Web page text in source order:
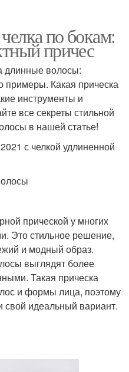
по бокам:
причес
длинные волосы:
примеры. Какая прическа
инструменты и
все секреты стильной
в нашей статье!
с челкой удлиненной
прической у многих
Это стильное решение,
и модный образ.
выглядят более
Такая прическа
и формы лица, поэтому
идеальный вариант.